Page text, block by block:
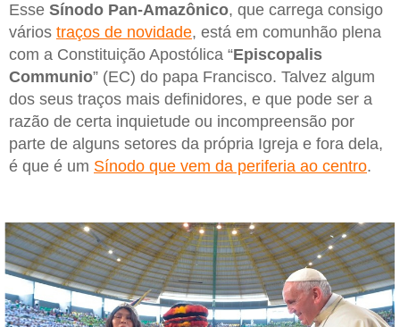
Esse Sínodo Pan-Amazônico, que carrega consigo
vários traços de novidade, está em comunhão plena
com a Constituição Apostólica “Episcopalis
Communio” (EC) do papa Francisco. Talvez algum
dos seus traços mais definidores, e que pode ser a
razão de certa inquietude ou incompreensão por
parte de alguns setores da própria Igreja e fora dela,
é que é um Sínodo que vem da periferia ao centro.